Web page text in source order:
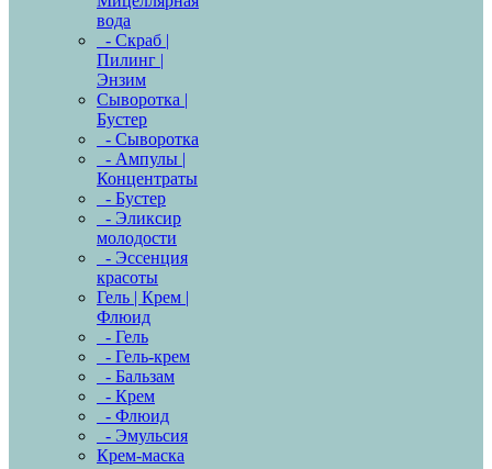
вода
- Скраб |
Пилинг |
Энзим
Сыворотка |
Бустер
- Сыворотка
- Ампулы |
Концентраты
- Бустер
- Эликсир
молодости
- Эссенция
красоты
Гель | Крем |
Флюид
- Гель
- Гель-крем
- Бальзам
- Крем
- Флюид
- Эмульсия
Крем-маска